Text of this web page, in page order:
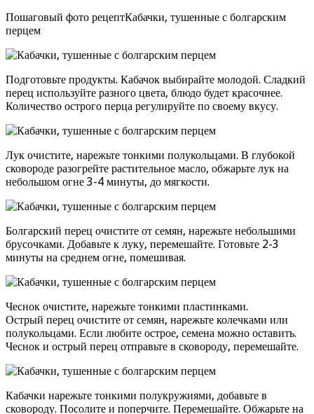
Пошаговый фото рецептКабачки, тушенные с болгарским
перцем
Подготовьте продукты. Кабачок выбирайте молодой. Сладкий
перец используйте разного цвета, блюдо будет красочнее.
Количество острого перца регулируйте по своему вкусу.
Лук очистите, нарежьте тонкими полукольцами. В глубокой
сковороде разогрейте растительное масло, обжарьте лук на
небольшом огне 3-4 минуты, до мягкости.
Болгарский перец очистите от семян, нарежьте небольшими
брусочками. Добавьте к луку, перемешайте. Готовьте 2-3
минуты на среднем огне, помешивая.
Чеснок очистите, нарежьте тонкими пластинками.
Острый перец очистите от семян, нарежьте колечками или
полукольцами. Если любите острое, семена можно оставить.
Чеснок и острый перец отправьте в сковороду, перемешайте.
Кабачки нарежьте тонкими полукружиями, добавьте в
сковороду. Посолите и поперчите. Перемешайте. Обжарьте на